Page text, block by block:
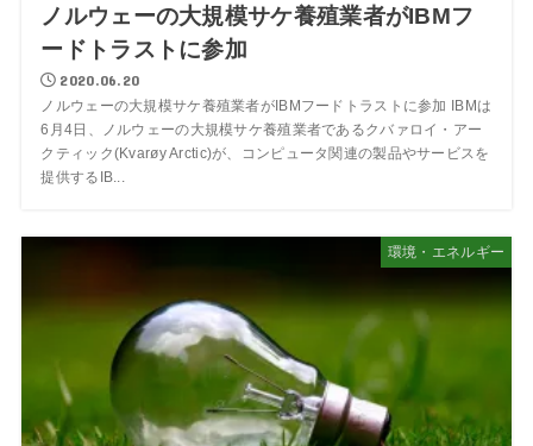
ノルウェーの大規模サケ養殖業者がIBMフ
ードトラストに参加
2020.06.20
ノルウェーの大規模サケ養殖業者がIBMフードトラストに参加 IBMは
6月4日、ノルウェーの大規模サケ養殖業者であるクバァロイ・アー
クティック(Kvarøy Arctic)が、コンピュータ関連の製品やサービスを
提供するIB...
環境・エネルギー